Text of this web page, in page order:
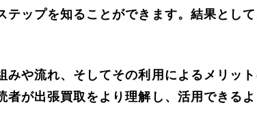
ップを知ることができます。結果とし
や流れ、そしてその利用によるメリッ
が出張買取をより理解し、活用できるよ